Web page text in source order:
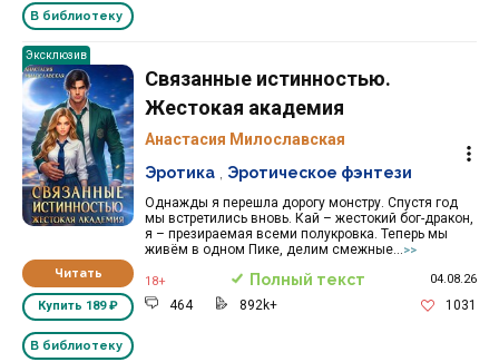
В библиотеку
Эксклюзив
Читать
Купить 189 ₽
В библиотеку
Связанные истинностью.
Жестокая академия
Анастасия Милославская
Однажды я перешла дорогу монстру. Спустя год
мы встретились вновь. Кай – жестокий бог-дракон,
я – презираемая всеми полукровка. Теперь мы
живём в одном Пике, делим смежные...
>>
Эротика Эротическое фэнтези
18+ Полный текст 04.08.26
464 892k+ 1031